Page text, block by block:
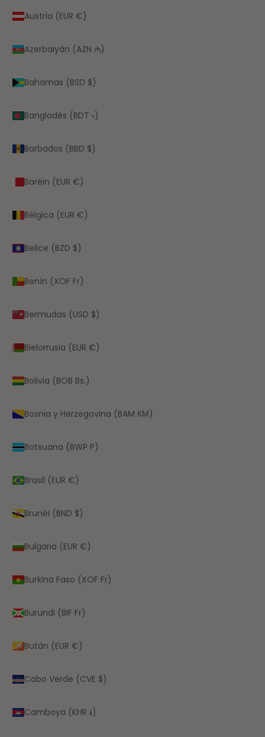
Austria (EUR €)
Azerbaiyán (AZN ₼)
Bahamas (BSD $)
Bangladés (BDT ৳)
Barbados (BBD $)
Baréin (EUR €)
Bélgica (EUR €)
Belice (BZD $)
Benín (XOF Fr)
Bermudas (USD $)
Bielorrusia (EUR €)
Bolivia (BOB Bs.)
Bosnia y Herzegovina (BAM КМ)
Botsuana (BWP P)
Brasil (EUR €)
Brunéi (BND $)
Bulgaria (EUR €)
Burkina Faso (XOF Fr)
Burundi (BIF Fr)
Bután (EUR €)
Cabo Verde (CVE $)
Camboya (KHR ៛)